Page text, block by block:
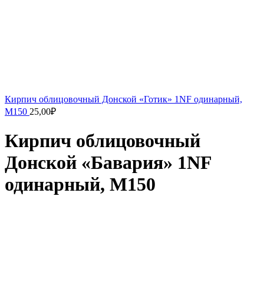
Кирпич облицовочный Донской «Готик» 1NF одинарный,
М150 25,00₽
Кирпич облицовочный
Донской «Бавария» 1NF
одинарный, М150